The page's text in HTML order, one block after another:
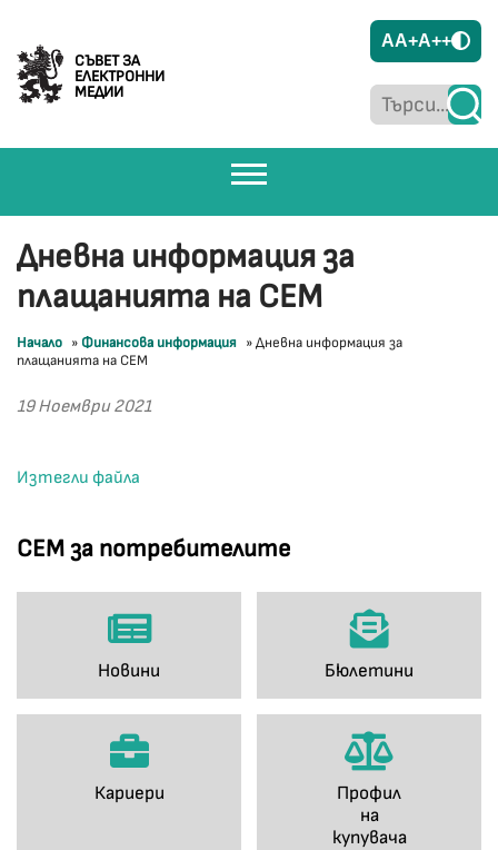
СЪВЕТ ЗА
ЕЛЕКТРОННИ
МЕДИИ
AA+A++
СЕМ за потребителите
Новини Бюлетини
Кариери
Профил
на
купувача
Дневна информация за
плащанията на СЕМ
Начало » Финансова информация »Дневна информация за
плащанията на СЕМ
19 Ноември 2021
Изтегли файла